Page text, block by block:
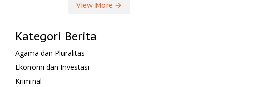
View More
Kategori Berita
Agama dan Pluralitas
Ekonomi dan Investasi
Kriminal